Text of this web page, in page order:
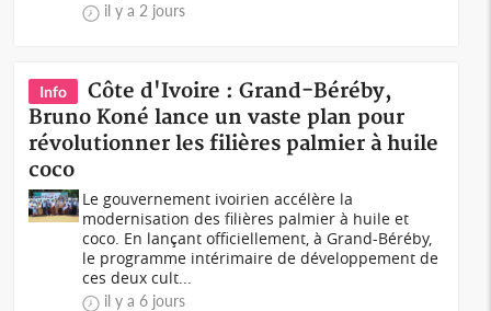
il y a 2 jours
Info
Côte d'Ivoire : Grand-Béréby,
Bruno Koné lance un vaste plan pour
révolutionner les filières palmier à huile
coco
Le gouvernement ivoirien accélère la
modernisation des filières palmier à huile et
coco. En lançant officiellement, à Grand-Béréby,
le programme intérimaire de développement de
ces deux cult...
il y a 6 jours